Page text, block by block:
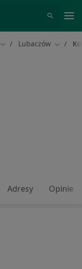
Zmień miasto
Lubaczów Zmień
Adresy Opinie